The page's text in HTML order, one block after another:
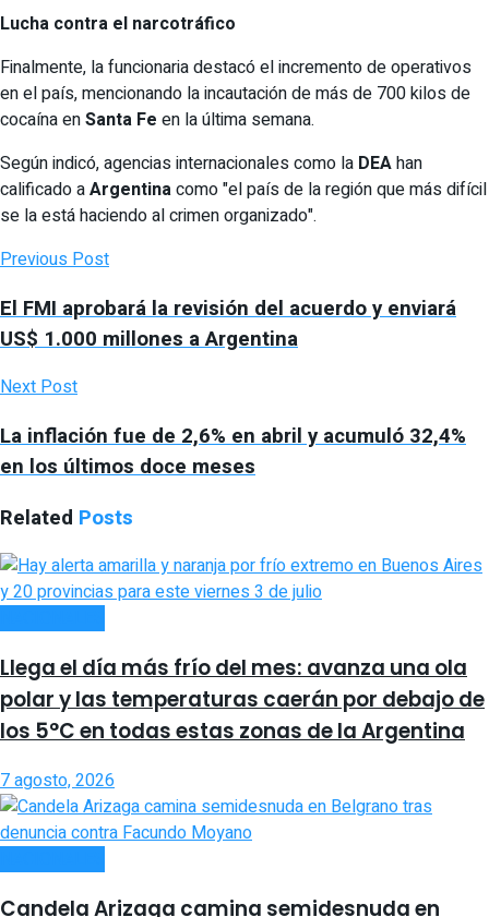
Lucha contra el narcotráfico
Finalmente, la funcionaria destacó el incremento de operativos
en el país, mencionando la incautación de más de 700 kilos de
cocaína enSanta Fe en la última semana.
Según indicó, agencias internacionales como la DEAhan
calificado aArgentinacomo "el país de la región que más difícil
se la está haciendo al crimen organizado".
Previous Post
El FMI aprobará la revisión del acuerdo y enviará
US$ 1.000 millones a Argentina
Next Post
La inflación fue de 2,6% en abril y acumuló 32,4%
en los últimos doce meses
Related Posts
Llega el día más frío del mes: avanza una ola
polar y las temperaturas caerán por debajo de
los 5°C en todas estas zonas de la Argentina
7 agosto, 2026
Candela Arizaga camina semidesnuda en